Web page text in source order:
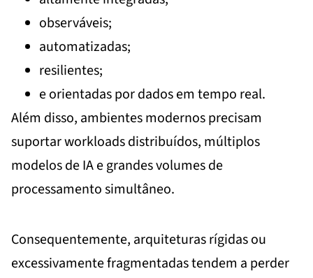
observáveis;
automatizadas;
resilientes;
e orientadas por dados em tempo real.
Além disso, ambientes modernos precisam
suportar workloads distribuídos, múltiplos
modelos de IA e grandes volumes de
processamento simultâneo.
Consequentemente, arquiteturas rígidas ou
excessivamente fragmentadas tendem a perder